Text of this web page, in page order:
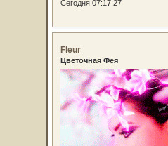
Сегодня 07:17:27
Fleur
Цветочная Фея